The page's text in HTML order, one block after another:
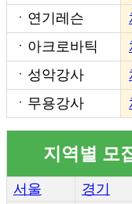
ㆍ 연기레슨
ㆍ 아크로바틱
ㆍ 성악강사
ㆍ 무용강사
지역별 모
서울 경기